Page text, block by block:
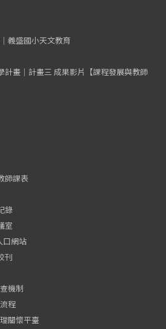
義盛國小天文教育
計畫｜計畫三 成果影片【課程發展與教師
師課表
錄
室
口網站
刊
機制
程
關懷平臺